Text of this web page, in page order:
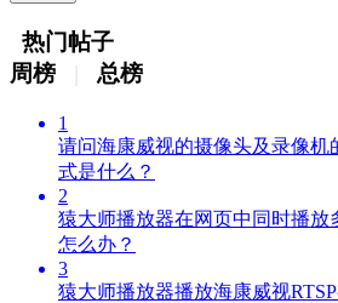
热门帖子
周榜
总榜
1
请问海康威视的摄像头及录像机
式是什么？
2
猿大师播放器在网页中同时播放
怎么办？
3
猿大师播放器播放海康威视